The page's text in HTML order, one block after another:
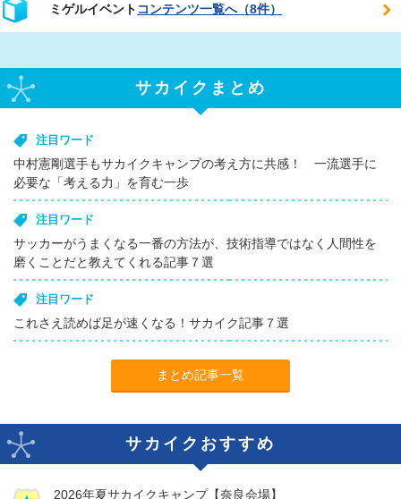
ミゲルイベント コンテンツ一覧へ（8件）
サカイクまとめ
注目ワード
中村憲剛選手もサカイクキャンプの考え方に共感！ 一流選手に
必要な「考える力」を育む一歩
注目ワード
サッカーがうまくなる一番の方法が、技術指導ではなく人間性を
磨くことだと教えてくれる記事７選
注目ワード
これさえ読めば足が速くなる！サカイク記事７選
まとめ記事一覧
サカイクおすすめ
2026年夏サカイクキャンプ【奈良会場】